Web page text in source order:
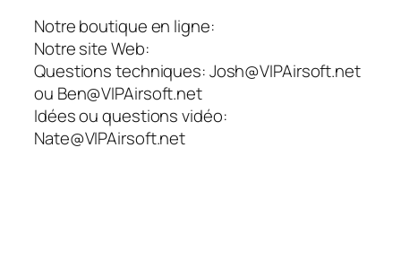
Notre boutique en ligne:
Notre site Web:
Questions techniques: Josh@VIPAirsoft.net
ou Ben@VIPAirsoft.net
Idées ou questions vidéo:
Nate@VIPAirsoft.net